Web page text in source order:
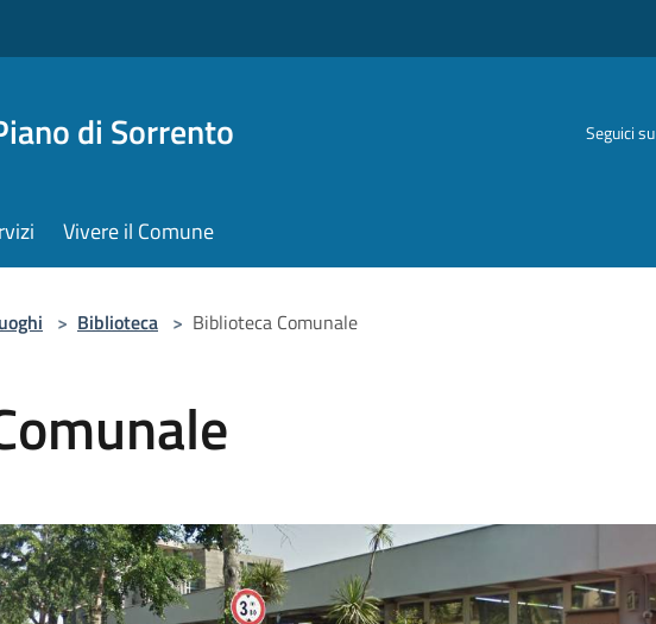
di Sorrento Seguici su
Vivere il Comune
> Biblioteca > Biblioteca Comunale